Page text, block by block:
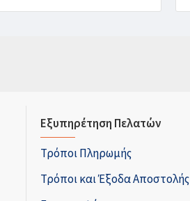
Εξυπηρέτηση Πελατών
Τρόποι Πληρωμής
Τρόποι και Έξοδα Αποστολής